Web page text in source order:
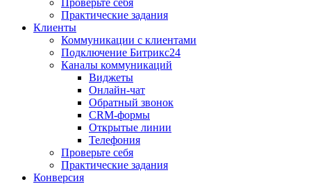
Проверьте себя
Практические задания
Клиенты
Коммуникации с клиентами
Подключение Битрикс24
Каналы коммуникаций
Виджеты
Онлайн-чат
Обратный звонок
CRM-формы
Открытые линии
Телефония
Проверьте себя
Практические задания
Конверсия